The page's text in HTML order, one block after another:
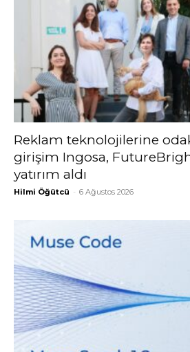
Reklam teknolojilerine
girişim Ingosa,
yatırım aldı
Hilmi Öğütcü - 6 Ağustos 2026